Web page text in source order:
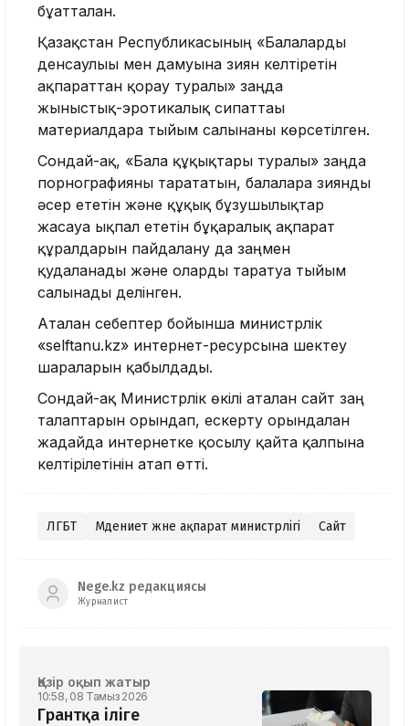
бұғатталған.
Қазақстан Республикасының «Балаларды
денсаулығы мен дамуына зиян келтіретін
ақпараттан қорғау туралы» заңда
жыныстық-эротикалық сипаттағы
материалдарға тыйым салынғаны көрсетілген.
Сондай-ақ, «Бала құқықтары туралы» заңда
порнографияны тарататын, балаларға зиянды
әсер ететін және құқық бұзушылықтар
жасауға ықпал ететін бұқаралық ақпарат
құралдарын пайдалану да заңмен
қудаланады және оларды таратуға тыйым
салынады делінген.
Аталған себептер бойынша министрлік
«selftanu.kz» интернет-ресурсына шектеу
шараларын қабылдады.
Сондай-ақ Министрлік өкілі аталған сайт заң
талаптарын орындап, ескерту орындалған
жағдайда интернетке қосылу қайта қалпына
келтірілетінін атап өтті.
ЛГБТ Мәдениет және ақпарат министрлігі Сайт
Nege.kz редакциясы
Журналист
Қазір оқып жатыр
10:58, 08 Тамыз 2026
Грантқа іліге